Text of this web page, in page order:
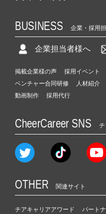
BUSINESS 企業・採用
企業担当者様へ
掲載企業様の声 採用イベント
ベンチャー合同研修
人材紹介
動画制作
採用代行
CheerCareer SNS
OTHER 関連サイト
チアキャリアアワード パート